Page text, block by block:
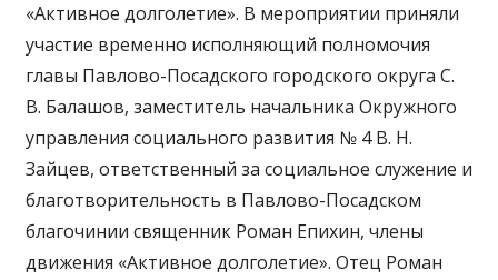
«Активное долголетие». В мероприятии приняли
участие временно исполняющий полномочия
главы Павлово-Посадского городского округа С.
В. Балашов, заместитель начальника Окружного
управления социального развития № 4 В. Н.
Зайцев, ответственный за социальное служение и
благотворительность в Павлово-Посадском
благочинии священник Роман Епихин, члены
движения «Активное долголетие». Отец Роман